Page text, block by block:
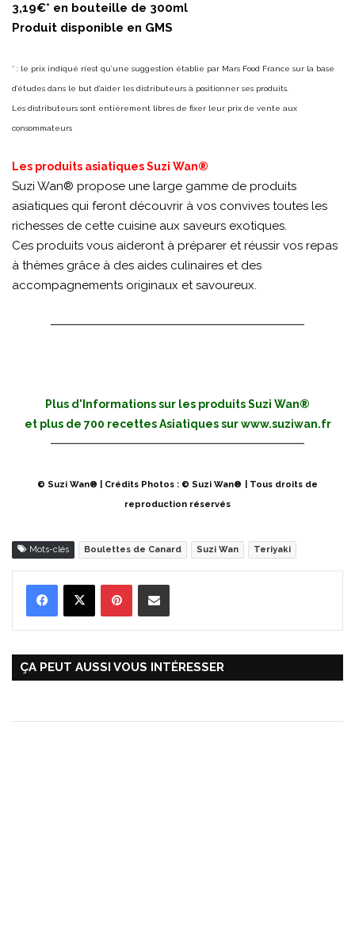
3,19€* en bouteille de 300ml
Produit disponible en GMS
* : le prix indiqué n’est qu’une suggestion établie par Mars Food France sur la base
d’études dans le but d’aider les distributeurs à positionner ses produits.
Les distributeurs sont entièrement libres de fixer leur prix de vente aux
consommateurs
Les produits asiatiques Suzi Wan®
Suzi Wan® propose une large gamme de produits
asiatiques qui feront découvrir à vos convives toutes les
richesses de cette cuisine aux saveurs exotiques.
Ces produits vous aideront à préparer et réussir vos repas
à thèmes grâce à des aides culinaires et des
accompagnements originaux et savoureux.
Plus d'Informations sur les produits Suzi Wan®
et plus de 700 recettes Asiatiques surwww.suziwan.fr
© Suzi Wan® | Crédits Photos : © Suzi Wan®
| Tous droits de
reproduction réservés
Mots-clés Boulettes de Canard Suzi Wan Teriyaki
ÇA PEUT AUSSI VOUS INTÉRESSER